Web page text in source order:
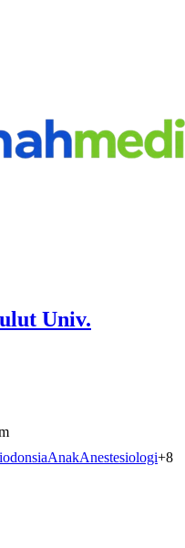
Univ.
AnakAnestesiologi+8